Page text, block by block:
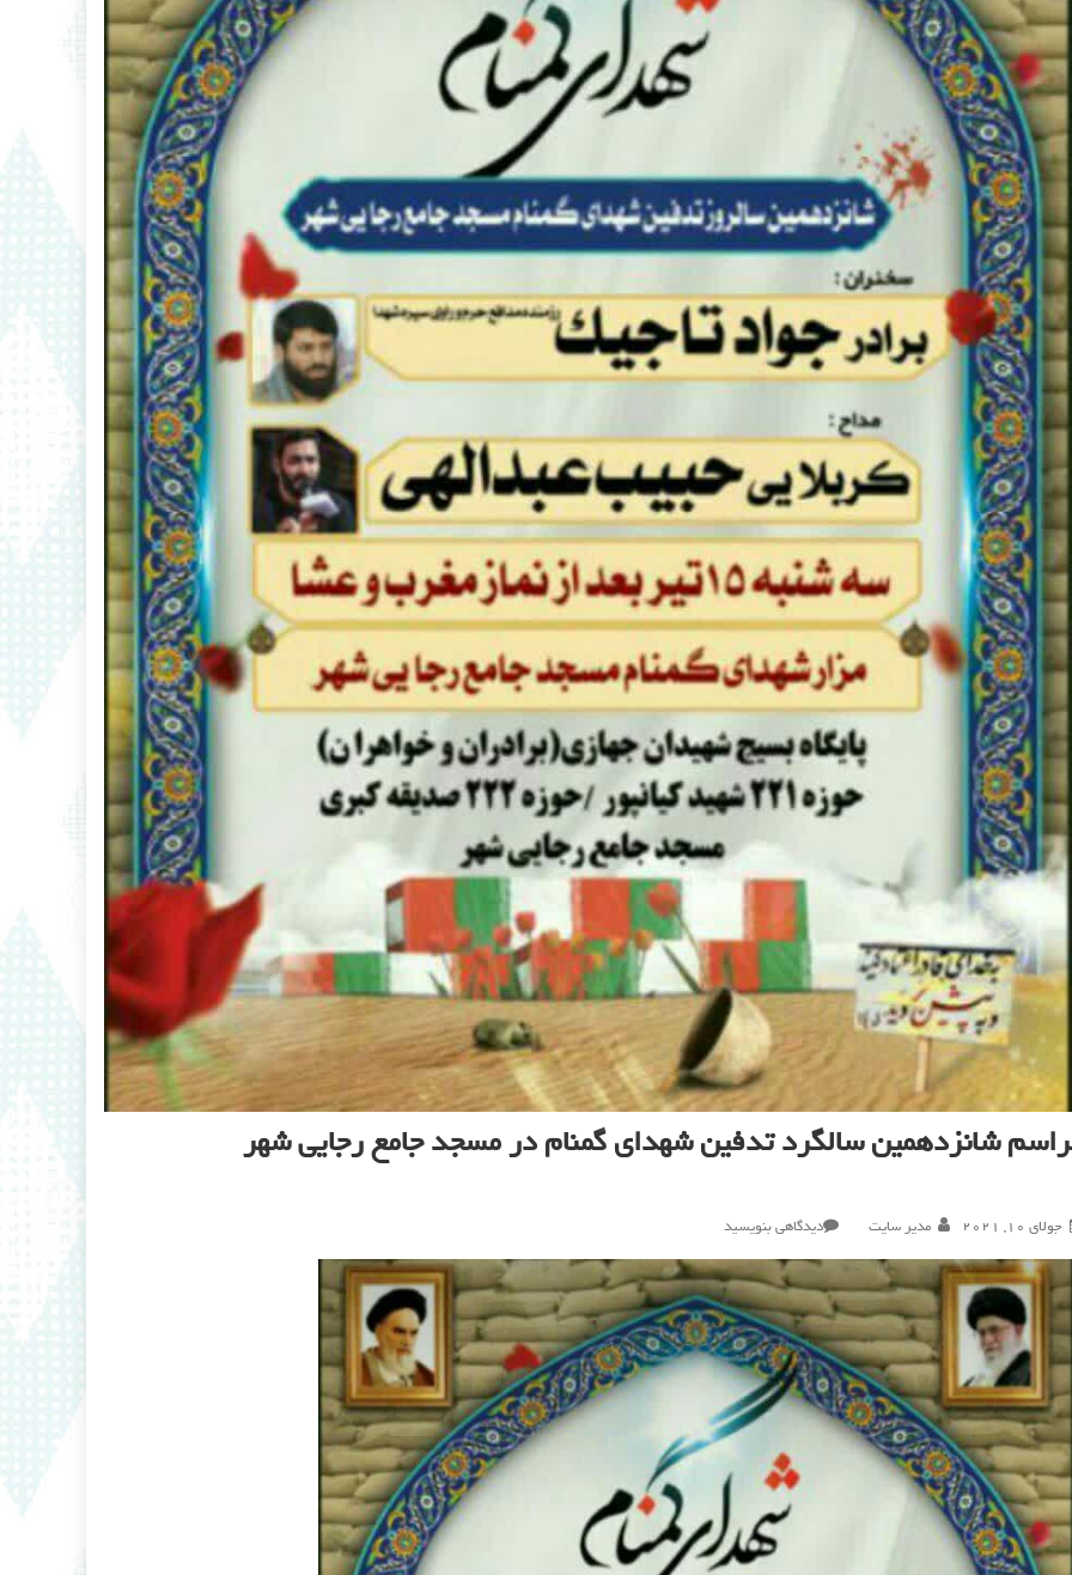
شانزدهمین سالگرد تدفین شهدای گمنام در مسجد جامع رجایی شهر
جولای 10, 2021 مدیر سایت دیدگاهی بنویسید
شانزدهمین
سالگرد
تدفین
شهدای
گمنام
در
مسجد
شهر